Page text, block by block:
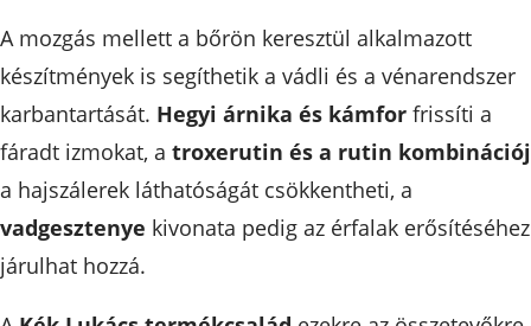
A mozgás mellett a bőrön keresztül alkalmazott
készítmények is segíthetik a vádli és a vénarendszer
karbantartását. Hegyi árnika és kámfor frissíti a
fáradt izmokat, a troxerutin és a rutin
a hajszálerek láthatóságát csökkentheti, a
vadgesztenye kivonata pedig az érfalak erősítéséhez
járulhat hozzá.